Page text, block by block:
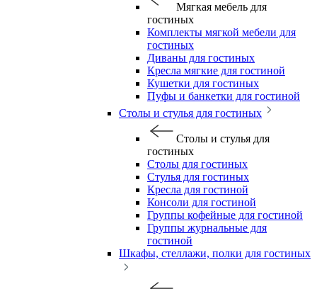
Мягкая мебель для
гостиных
Комплекты мягкой мебели для
гостиных
Диваны для гостиных
Кресла мягкие для гостиной
Кушетки для гостиных
Пуфы и банкетки для гостиной
Столы и стулья для гостиных
Столы и стулья для
гостиных
Столы для гостиных
Стулья для гостиных
Кресла для гостиной
Консоли для гостиной
Группы кофейные для гостиной
Группы журнальные для
гостиной
Шкафы, стеллажи, полки для гостиных